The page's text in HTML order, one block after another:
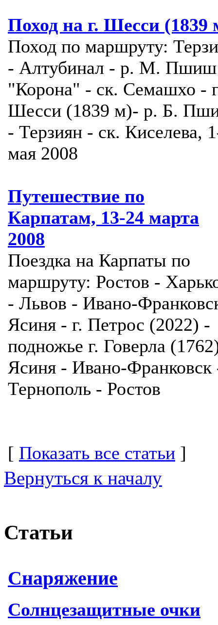
Поход на г. Шесси (1839
Поход по маршруту:
- Алтубинал - р. М.
"Корона" - ск. Семашхо -
Шесси (1839 м)- р. Б.
- Терзиян - ск. Киселева,
мая 2008
Путешествие по
Карпатам, 13-24 марта
2008
Поездка на Карпаты по
маршруту: Ростов -
- Львов - Ивано-
Ясиня - г. Петрос (2022) -
подножье г. Говерла
Ясиня - Ивано-Франковск
Тернополь - Ростов
[ Показать все статьи ]
Вернуться к началу
Статьи
Снаряжение
Солнцезащитные очки